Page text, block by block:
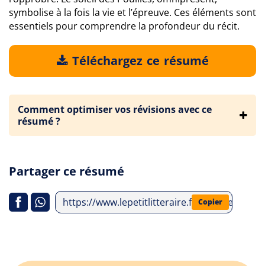
symbolise à la fois la vie et l’épreuve. Ces éléments sont
essentiels pour comprendre la profondeur du récit.
Téléchargez ce résumé
Comment optimiser vos révisions avec ce
résumé ?
Partager ce résumé
https://www.lepetitlitteraire.fr/analyses-
Copier